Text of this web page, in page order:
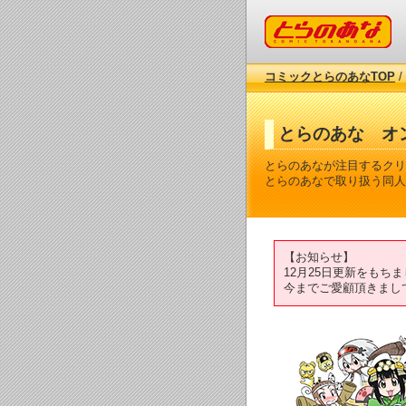
コミックとらのあな
コミックとらのあなTOP/
とらのあな オ
とらのあなが注目するク
とらのあなで取り扱う同
【お知らせ】
12月25日更新をもち
今までご愛顧頂きま